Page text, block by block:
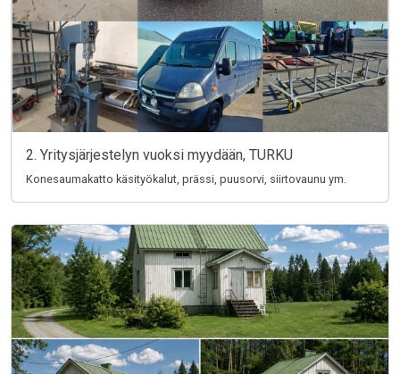
2. Yritysjärjestelyn vuoksi myydään, TURKU
Konesaumakatto käsityökalut, prässi, puusorvi, siirtovaunu ym.